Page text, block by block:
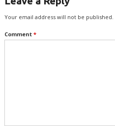
Your email address will not be published.
Comment *